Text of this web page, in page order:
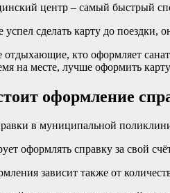
центр – самый быстрый
успел сделать карту до поездки,
кто оформляет
на месте, лучше оформить
оформление
в муниципальной
оформлять справку за свой
зависит также от